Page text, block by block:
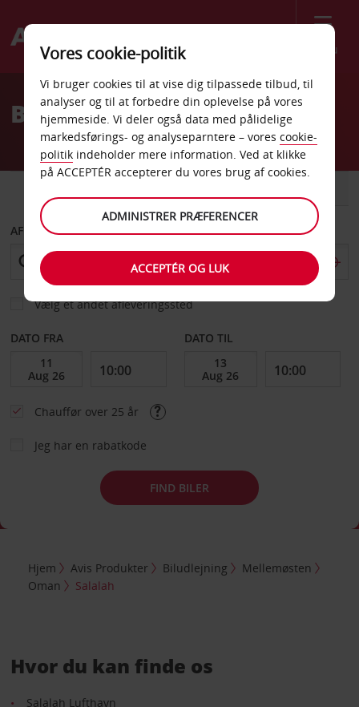
Menu
Welcome
AvisBilleje Salalah
AFHENT FRA
Vælg et andet afleveringssted
DATO FRA DATO TIL
Chauffør over 25 år
Jeg har en rabatkode
FIND BILER
Hjem Avis Produkter Biludlejning
Mellemøsten
Oman
Salalah
Hvor du kan finde os
Salalah Lufthavn
Vores cookie-politik
Vi bruger cookies til at vise dig tilpassede tilbud, til
analyser og til at forbedre din oplevelse på vores
hjemmeside. Vi deler også data med pålidelige
markedsførings- og analyseparntere – vores cookie-
politik indeholder mere information. Ved at klikke
på ACCEPTÉR accepterer du vores brug af cookies.
ADMINISTRER PRÆFERENCER
ACCEPTÉR OG LUK